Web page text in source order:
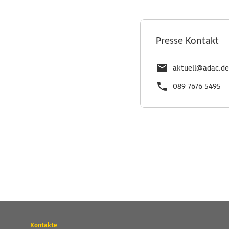
Presse Kontakt
aktuell@adac.de
089 7676 5495
Wichtige
Kontakte